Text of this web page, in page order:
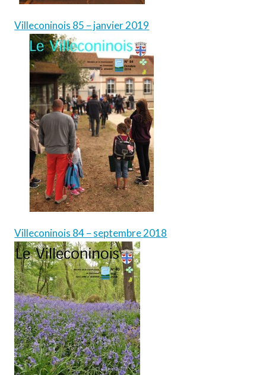
Villeconinois 85 – janvier 2019
Villeconinois 84 – septembre 2018